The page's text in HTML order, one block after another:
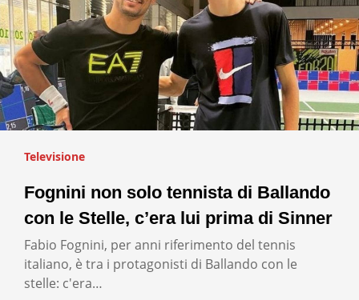
Televisione
Fognini non solo tennista di Ballando
con le Stelle, c’era lui prima di Sinner
Fabio Fognini, per anni riferimento del tennis
italiano, è tra i protagonisti di Ballando con le
stelle: c'era…